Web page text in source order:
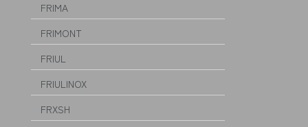
FRIMA
FRIMONT
FRIUL
FRIULINOX
FRXSH